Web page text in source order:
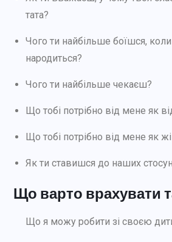
тата?
Чого ти найбільше боїшся,
народиться?
Чого ти найбільше чекаєш?
Що тобі потрібно від мене як
Що тобі потрібно від мене як
Як ти ставишся до наших
Що варто врахувати
Що я можу робити зі своєю